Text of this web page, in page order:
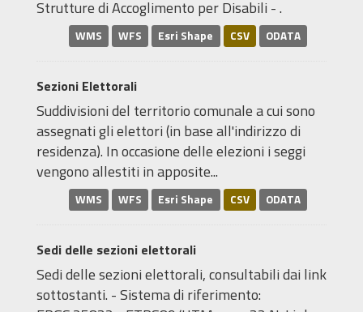
Strutture di Accoglimento per Disabili - .
WMS WFS Esri Shape CSV ODATA
Sezioni Elettorali
Suddivisioni del territorio comunale a cui sono
assegnati gli elettori (in base all'indirizzo di
residenza). In occasione delle elezioni i seggi
vengono allestiti in apposite...
WMS WFS Esri Shape CSV ODATA
Sedi delle sezioni elettorali
Sedi delle sezioni elettorali, consultabili dai link
sottostanti. - Sistema di riferimento: